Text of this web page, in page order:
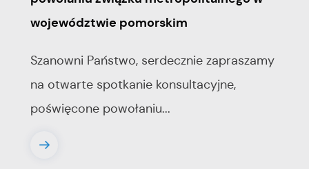
województwie pomorskim
Szanowni Państwo, serdecznie zapraszamy
na otwarte spotkanie konsultacyjne,
poświęcone powołaniu...